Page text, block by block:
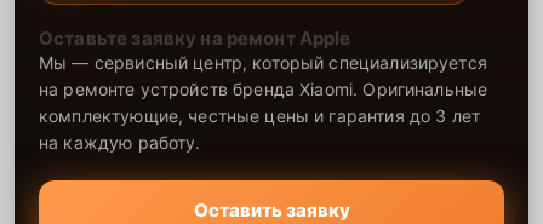
Оставьте заявку на ремонт Apple
Мы — сервисный центр, который специализируется
на ремонте устройств бренда Xiaomi. Оригинальные
комплектующие, честные цены и гарантия до 3 лет
на каждую работу.
Оставить заявку